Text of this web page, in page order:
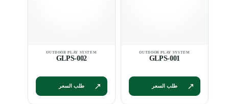
GLPS-001
طلب السعر
GLPS-002
طلب السعر